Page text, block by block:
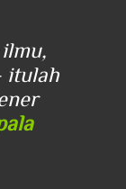
itulah